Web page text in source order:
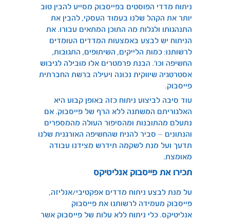
ניתוח מדדי הפוסטים בפייסבוק מסייע להבין טוב
יותר את הקהל שלנו בעמוד העסקי, להבין את
התנהגותו ולגלות מה התוכן המתאים עבורו. את
הניתוח יש לבצע באמצעות המדדים העומדים
לרשותנו: כמות הלייקים, השיתופים, התגובות,
החשיפה וכו’. הבנת פרמטרים אלו מובילה לגיבוש
אסטרטגיה שיווקית נכונה ויעילה ברשת החברתית
פייסבוק.
עוד סיבה לביצוע ניתוח כזה באופן קבוע היא
האלגוריתם המשתנה ללא הרף של פייסבוק. אם
נתעלם מהתובנות ומהסיפור העולה מהמספרים
והנתונים – סביר להניח שהחשיפה האורגנית שלנו
תדעך ועל מנת לשקמה תידרש מצידנו עבודה
מאומצת.
תכירו את פייסבוק אנליטיקס
על מנת לבצע ניתוח מדדים אפקטיבי/אנליזה,
פייסבוק מעמידה לרשותנו את פייסבוק
אנליטיקס. כלי ניתוח ללא עלות של פייסבוק אשר